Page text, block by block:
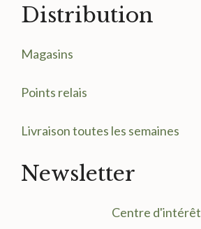
Distribution
Magasins
Points relais
Livraison toutes les semaines
Newsletter
Centre d'intérêt